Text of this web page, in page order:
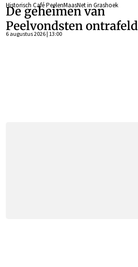
Historisch Café PeelenMaasNet in Grashoek
De geheimen van
Peelvondsten ontrafeld
6 augustus 2026 | 13:00